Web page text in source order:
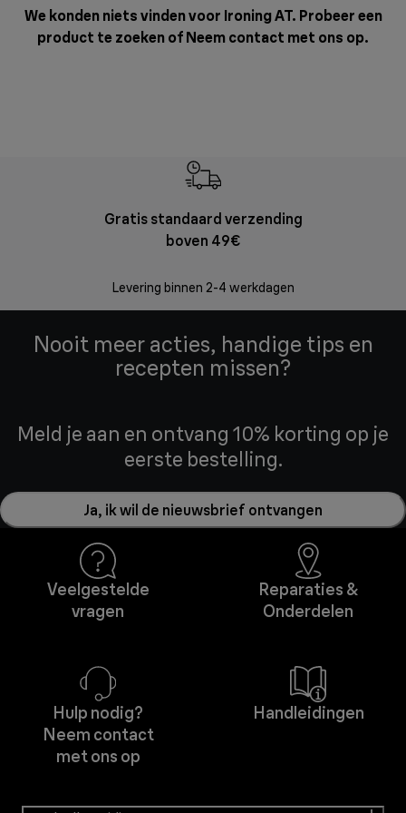
We konden niets vinden voor Ironing AT. Probeer een
product te zoeken of Neem contact met ons op.
Gratis standaard verzending
boven 49€
Levering binnen 2-4 werkdagen
Nooit meer acties, handige tips en
recepten missen?
Meld je aan en ontvang 10% korting op je
eerste bestelling.
Ja, ik wil de nieuwsbrief ontvangen
Veelgestelde
vragen
Reparaties &
Onderdelen
Hulp nodig?
Neem contact
met ons op
Handleidingen